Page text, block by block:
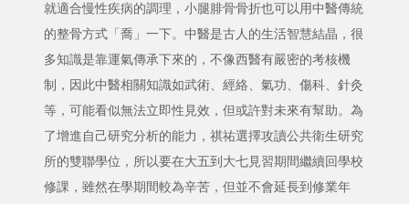
就適合慢性疾病的調理，小腿腓骨骨折也可以用中醫傳統
的整骨方式「喬」一下。中醫是古人的生活智慧結晶，很
多知識是靠運氣傳承下來的，不像西醫有嚴密的考核機
制，因此中醫相關知識如武術、經絡、氣功、傷科、針灸
等，可能看似無法立即性見效，但或許對未來有幫助。為
了增進自己研究分析的能力，祺祐選擇攻讀公共衛生研究
所的雙聯學位，所以要在大五到大七見習期間繼續回學校
修課，雖然在學期間較為辛苦，但並不會延長到修業年